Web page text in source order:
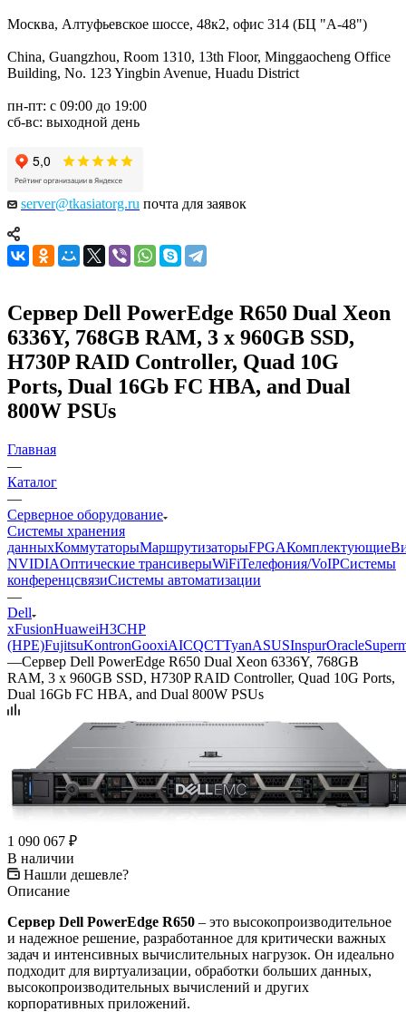
Москва, Алтуфьевское шоссе, 48к2, офис 314 (БЦ "А-48")
China, Guangzhou, Room 1310, 13th Floor, Minggaocheng Office
Building, No. 123 Yingbin Avenue, Huadu District
пн-пт: с 09:00 до 19:00
сб-вс: выходной день
server@tkasiatorg.ru почта для заявок
Сервер Dell PowerEdge R650 Dual Xeon
6336Y, 768GB RAM, 3 x 960GB SSD,
H730P RAID Controller, Quad 10G
Ports, Dual 16Gb FC HBA, and Dual
800W PSUs
Главная
—
Каталог
—
Серверное оборудование
Системы хранения
данныхКоммутаторыМаршрутизаторыFPGAКомплектующие
NVIDIAОптические трансиверыWiFiТелефония/VoIPСистемы
конференцсвязиСистемы автоматизации
—
Dell
xFusionHuaweiH3CHP
(HPE)FujitsuKontronGooxiAICQCTTyanASUSInspurOracle
—Сервер Dell PowerEdge R650 Dual Xeon 6336Y, 768GB
RAM, 3 x 960GB SSD, H730P RAID Controller, Quad 10G Ports,
Dual 16Gb FC HBA, and Dual 800W PSUs
1 090 067 ₽
В наличии
Нашли дешевле?
Описание
Сервер Dell PowerEdge R650 – это высокопроизводительное
и надежное решение, разработанное для критически важных
задач и интенсивных вычислительных нагрузок. Он идеально
подходит для виртуализации, обработки больших данных,
высокопроизводительных вычислений и других
корпоративных приложений.